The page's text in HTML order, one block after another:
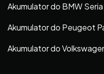
Akumulator do BMW
Akumulator do Peugeot
Akumulator do